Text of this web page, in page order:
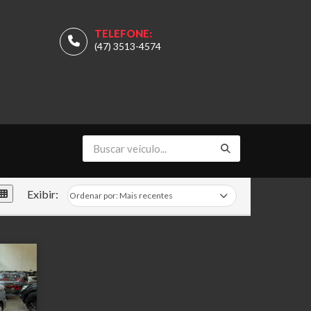
TELEFONE:
(47) 3513-4574
Exibir: